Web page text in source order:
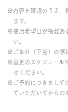
※内容を確認のうえ、
ます。
※使用希望日が複数あ
い。
※ご来社（下見）の際
※直近のスケジュール
せください。
※ご予約につきまして
ていただいてからの